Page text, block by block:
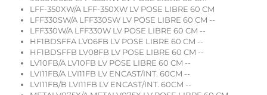
LFF-350XW/A LFF-350XW LV POSE LIBRE 60 CM
LFF330SW/A LFF330SW LV POSE LIBRE 60 CM --
LFF330W/A LFF330W LV POSE LIBRE 60 CM --
HF1BDSFFA LV06FB LV POSE LIBRE 60 CM --
HF1BDSFFB LV08FB LV POSE LIBRE 60 CM --
LV10FB/A LV10FB LV POSE LIBRE 60 CM --
LVI11FB/A LVI11FB LV ENCAST/INT. 60CM --
LVI11FB/B LVI11FB LV ENCAST/INT. 60CM --